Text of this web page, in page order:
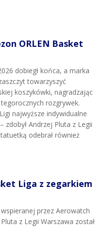
ORLEN Basket
dobiegł końca, a marka
towarzyszyć
koszykówki, nagradzając
rozgrywek.
najwyższe indywidualne
zdobył Andrzej Pluta z Legii
odebrał również
Liga z zegarkiem
przez Aerowatch
z Legii Warszawa został